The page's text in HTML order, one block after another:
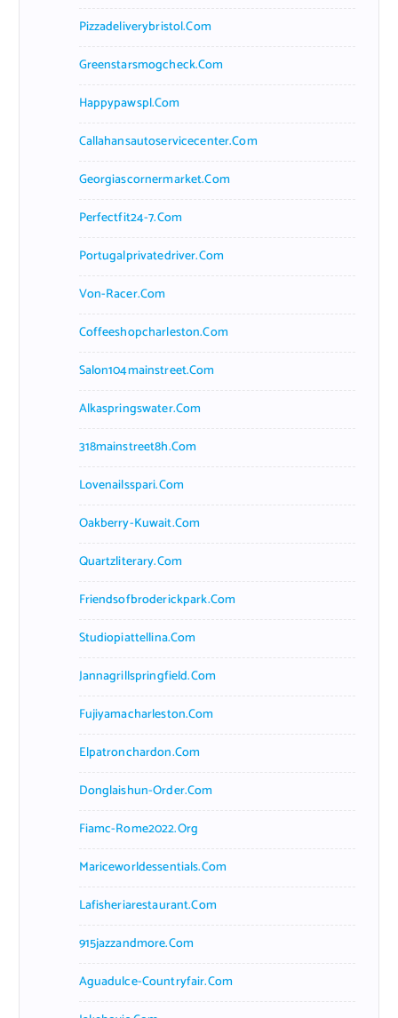
Pizzadeliverybristol.com
Greenstarsmogcheck.com
Happypawspl.com
Callahansautoservicecenter.com
Georgiascornermarket.com
Perfectfit24-7.com
Portugalprivatedriver.com
Von-Racer.com
Coffeeshopcharleston.com
Salon104mainstreet.com
Alkaspringswater.com
318mainstreet8h.com
Lovenailsspari.com
Oakberry-Kuwait.com
Quartzliterary.com
Friendsofbroderickpark.com
Studiopiattellina.com
Jannagrillspringfield.com
Fujiyamacharleston.com
Elpatronchardon.com
Donglaishun-Order.com
Fiamc-Rome2022.org
Mariceworldessentials.com
Lafisheriarestaurant.com
915jazzandmore.com
Aguadulce-Countryfair.com